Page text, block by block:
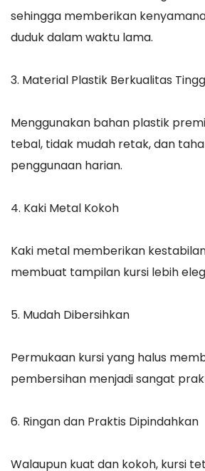
sehingga memberikan
duduk dalam waktu lama.
3. Material Plastik Berkualitas
Menggunakan bahan plastik
tebal, tidak mudah retak, dan
penggunaan harian.
4. Kaki Metal Kokoh
Kaki metal memberikan
membuat tampilan kursi lebih
5. Mudah Dibersihkan
Permukaan kursi yang halus
pembersihan menjadi sangat
6. Ringan dan Praktis Dipindahkan
Walaupun kuat dan kokoh, kursi